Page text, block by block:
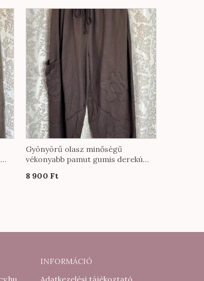
Gyönyörű olasz minőségű
vékonyabb pamut gumis derekú
csokibarna színben
8 900 Ft
INFORMÁCIÓ
Adatkezelési tájékoztató